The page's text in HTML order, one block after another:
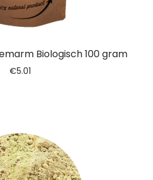
Biologisch 100 gram
€5.01